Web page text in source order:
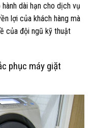
dài hạn cho dịch vụ
lợi của khách hàng mà
của đội ngũ kỹ thuật
phục máy giặt